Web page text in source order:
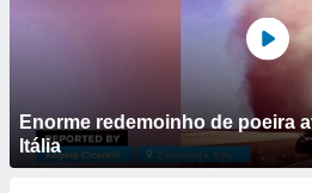
Enorme redemoinho de poeira
Itália